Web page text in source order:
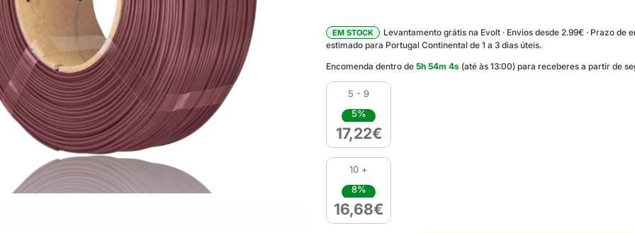
EM STOCK
Levantamento grátis na Evolt · Envios desde 2.99€ · Prazo de
estimado para Portugal Continental de 1 a 3 dias úteis.
Encomenda dentro de 5h 54m 3s (até às 13:00) para receberes a partir de
5 - 9
5%
17,22€
10 +
8%
16,68€